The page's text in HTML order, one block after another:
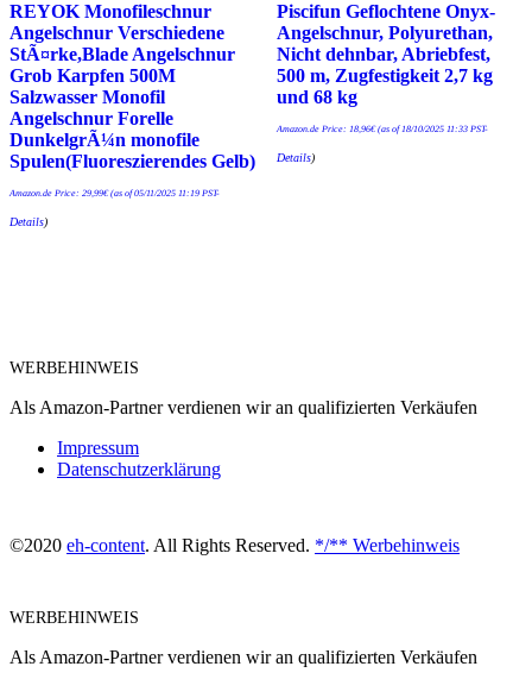
REYOK Monofileschnur
Angelschnur Verschiedene
StÃ¤rke,Blade Angelschnur
Grob Karpfen 500M
Salzwasser Monofil
Angelschnur Forelle
DunkelgrÃ¼n monofile
Spulen(Fluoreszierendes Gelb)
Amazon.de Price: 29,99€(as of 05/11/2025 11:19 PST-
Details)
Piscifun Geflochtene Onyx-
Angelschnur, Polyurethan,
Nicht dehnbar, Abriebfest,
500 m, Zugfestigkeit 2,7 kg
und 68 kg
Amazon.de Price: 18,96€(as of 18/10/2025 11:33 PST-
Details)
WERBEHINWEIS
Als Amazon-Partner verdienen wir an qualifizierten Verkäufen
Impressum
Datenschutzerklärung
©2020 eh-content. All Rights Reserved. */** Werbehinweis
WERBEHINWEIS
Als Amazon-Partner verdienen wir an qualifizierten Verkäufen